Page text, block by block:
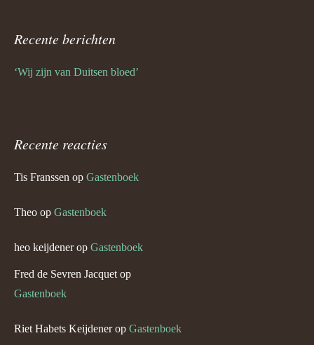
Recente berichten
‘Wij zijn van Duitsen bloed’
Recente reacties
Tis Franssen op Gastenboek
Theo op Gastenboek
heo keijdenerop Gastenboek
Fred de Sevren Jacquet op
Gastenboek
Riet Habets Keijdenerop Gastenboek